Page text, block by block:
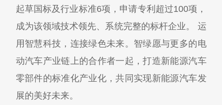
起草国标及行业标准6项，申请专利超过100项，
成为该领域技术领先、系统完整的标杆企业。 运
用智慧科技，连接绿色未来。智绿愿与更多的电
动汽车产业链上的合作者一起，打造新能源汽车
零部件的标准化产业化，共同实现新能源汽车发
展的美好未来。